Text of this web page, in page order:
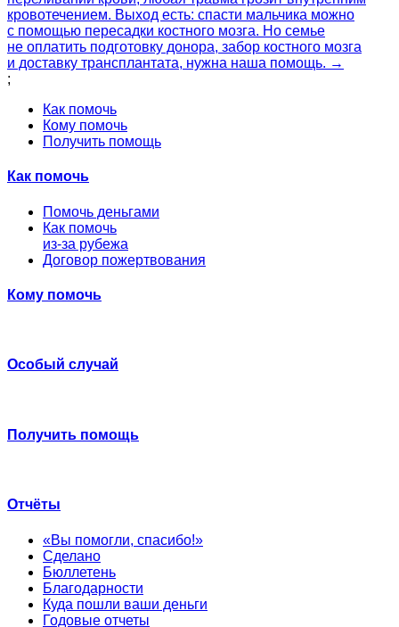
кровотечением. Выход есть: спасти мальчика можно
с помощью пересадки костного мозга. Но семье
не оплатить подготовку донора, забор костного мозга
и доставку трансплантата, нужна наша помощь. →
;
Как помочь
Кому помочь
Получить помощь
Как помочь
Помочь деньгами
Как помочь
из-за рубежа
Договор пожертвования
Кому помочь
Особый случай
Получить помощь
Отчёты
«Вы помогли, спасибо!»
Сделано
Бюллетень
Благодарности
Куда пошли ваши деньги
Годовые отчеты